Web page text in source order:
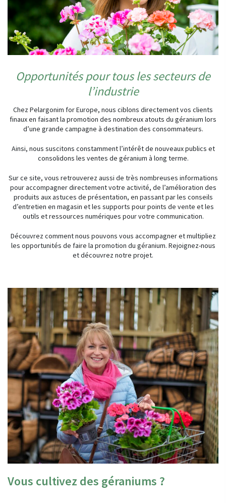
Opportunités pour tous les secteurs de
l’industrie
Chez Pelargonim for Europe, nous ciblons directement vos clients
finaux en faisant la promotion des nombreux atouts du géranium lors
d’une grande campagne à destination des consommateurs.
Ainsi, nous suscitons constamment l’intérêt de nouveaux publics et
consolidons les ventes de géranium à long terme.
Sur ce site, vous retrouverez aussi de très nombreuses informations
pour accompagner directement votre activité, de l’amélioration des
produits aux astuces de présentation, en passant par les conseils
d’entretien en magasin et les supports pour points de vente et les
outils et ressources numériques pour votre communication.
Découvrez comment nous pouvons vous accompagner et multipliez
les opportunités de faire la promotion du géranium. Rejoignez-nous
et découvrez notre projet.
Vous cultivez des géraniums ?